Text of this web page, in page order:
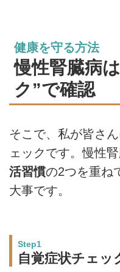
健康を守る方法
慢性腎臓病
ク”で確認
そこで、私が皆さ
ェックです。慢性腎
活習慣の2つを重ね
大事です。
Step1
自覚症状チェッ